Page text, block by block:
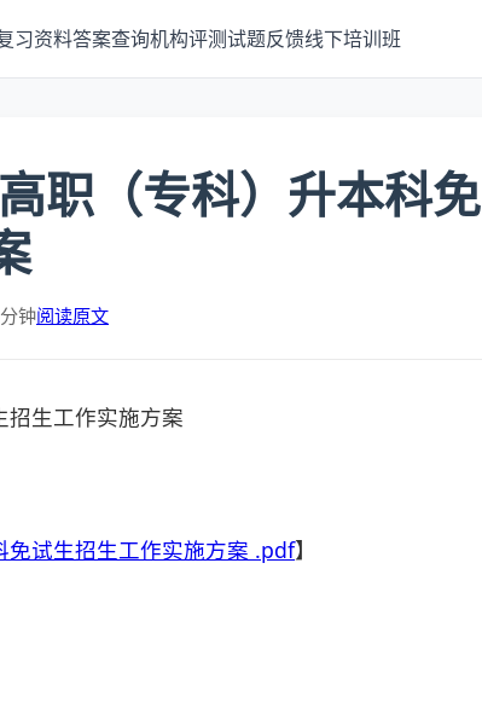
习资料答案查询机构评测试题反馈线下培训班
职（专科）升本科免
钟阅读原文
招生工作实施方案
免试生招生工作实施方案 .pdf】